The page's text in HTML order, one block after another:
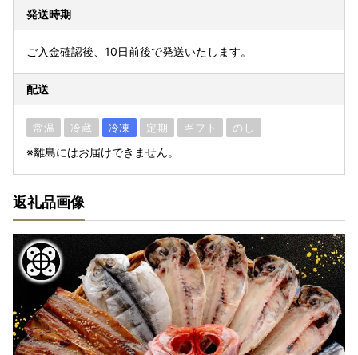
発送時期
ご入金確認後、10日前後で発送いたします。
配送
常温 冷蔵 冷凍 定期 ギフト のし
※離島にはお届けできません。
返礼品画像